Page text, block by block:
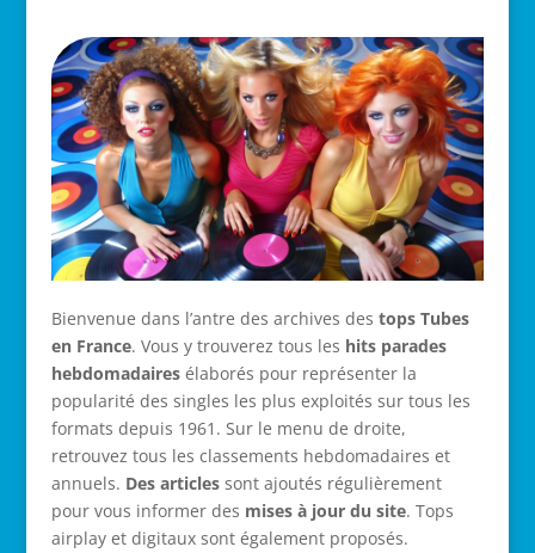
Bienvenue dans l’antre des archives des tops Tubes
en France. Vous y trouverez tous les hits parades
hebdomadairesélaborés pour représenter la
popularité des singles les plus exploités sur tous les
formats depuis 1961. Sur le menu de droite,
retrouvez tous les classements hebdomadaires et
annuels. Des articles sont ajoutés régulièrement
pour vous informer des mises à jour du site. Tops
airplay et digitaux sont également proposés.